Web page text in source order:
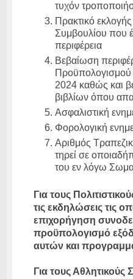
τυχόν
Πρακτικό εκλογής
Συμβουλίου που
περιφέρεια
Βεβαίωση
2024 καθώς και
βιβλίων όπου
Ασφαλιστική
Φορολογική
Αριθμός
τηρεί σε
του εν λόγω
Για τους
τις εκδηλώσεις τις
επιχορήγηση
προϋπολογισμό
αυτών και
Για τους Αθλητικούς